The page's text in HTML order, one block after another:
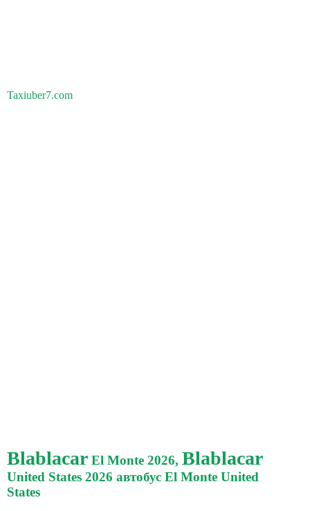
Taxiuber7.com
Blablacar El Monte 2026, Blablacar
United States 2026 автобус El Monte United
States